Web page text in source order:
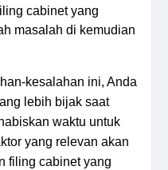
cabinet yang
masalah di kemudian
kesalahan ini, Anda
lebih bijak saat
waktu untuk
yang relevan akan
filing cabinet yang